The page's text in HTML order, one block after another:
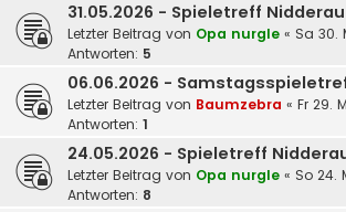
31.05.2026 - Spieletreff Nidderau
Letzter Beitrag von Opa nurgle « Sa 30.
Antworten: 5
06.06.2026 -
Letzter Beitrag von Baumzebra « Fr 29.
Antworten: 1
24.05.2026 - Spieletreff
Letzter Beitrag von Opa nurgle « So 24.
Antworten: 8